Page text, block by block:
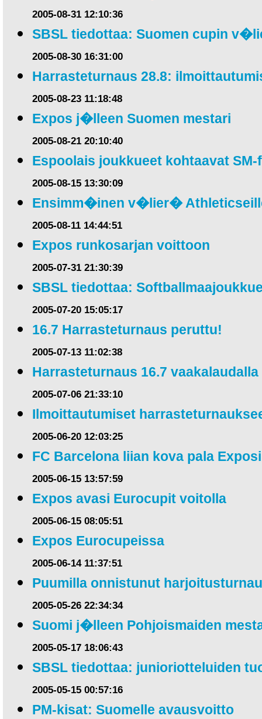
2005-08-31 12:10:36
SBSL tiedottaa: Suomen cupin
2005-08-30 16:31:00
Harrasteturnaus 28.8:
2005-08-23 11:18:48
Expos j�lleen Suomen mestari
2005-08-21 20:10:40
Espoolais joukkueet kohtaavat
2005-08-15 13:30:09
Ensimm�inen v�lier�
2005-08-11 14:44:51
Expos runkosarjan voittoon
2005-07-31 21:30:39
SBSL tiedottaa:
2005-07-20 15:05:17
16.7 Harrasteturnaus peruttu!
2005-07-13 11:02:38
Harrasteturnaus 16.7 vaakalaudalla
2005-07-06 21:33:10
Ilmoittautumiset
2005-06-20 12:03:25
FC Barcelona liian kova pala
2005-06-15 13:57:59
Expos avasi Eurocupit voitolla
2005-06-15 08:05:51
Expos Eurocupeissa
2005-06-14 11:37:51
Puumilla onnistunut
2005-05-26 22:34:34
Suomi j�lleen Pohjoismaiden
2005-05-17 18:06:43
SBSL tiedottaa: junioriotteluiden
2005-05-15 00:57:16
PM-kisat: Suomelle avausvoitto